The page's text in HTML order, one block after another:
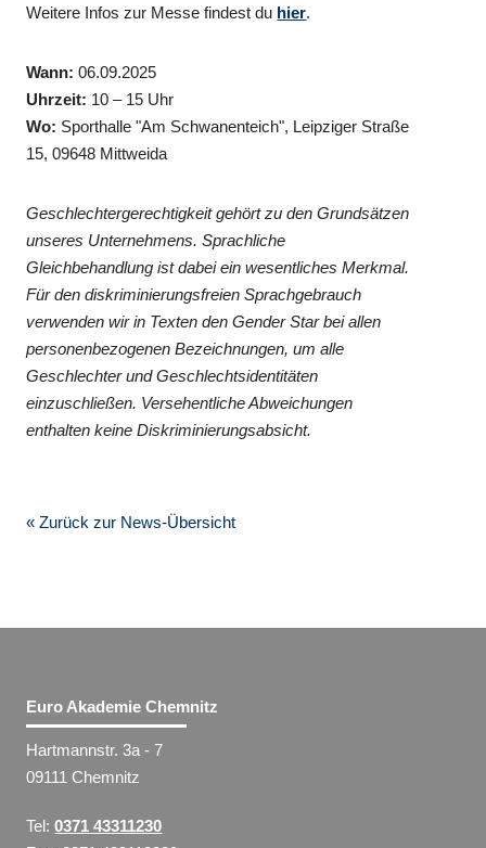
Weitere Infos zur Messe findest du hier.
Wann:06.09.2025
Uhrzeit: 10 – 15 Uhr
Wo: Sporthalle "Am Schwanenteich", Leipziger Straße
15, 09648 Mittweida
Geschlechtergerechtigkeit gehört zu den Grundsätzen
unseres Unternehmens. Sprachliche
Gleichbehandlung ist dabei ein wesentliches Merkmal.
Für den diskriminierungsfreien Sprachgebrauch
verwenden wir in Texten den Gender Star bei allen
personenbezogenen Bezeichnungen, um alle
Geschlechter und Geschlechtsidentitäten
einzuschließen. Versehentliche Abweichungen
enthalten keine Diskriminierungsabsicht.
« Zurück zur News-Übersicht
Euro Akademie Chemnitz
Hartmannstr. 3a - 7
09111 Chemnitz
Tel:0371 43311230